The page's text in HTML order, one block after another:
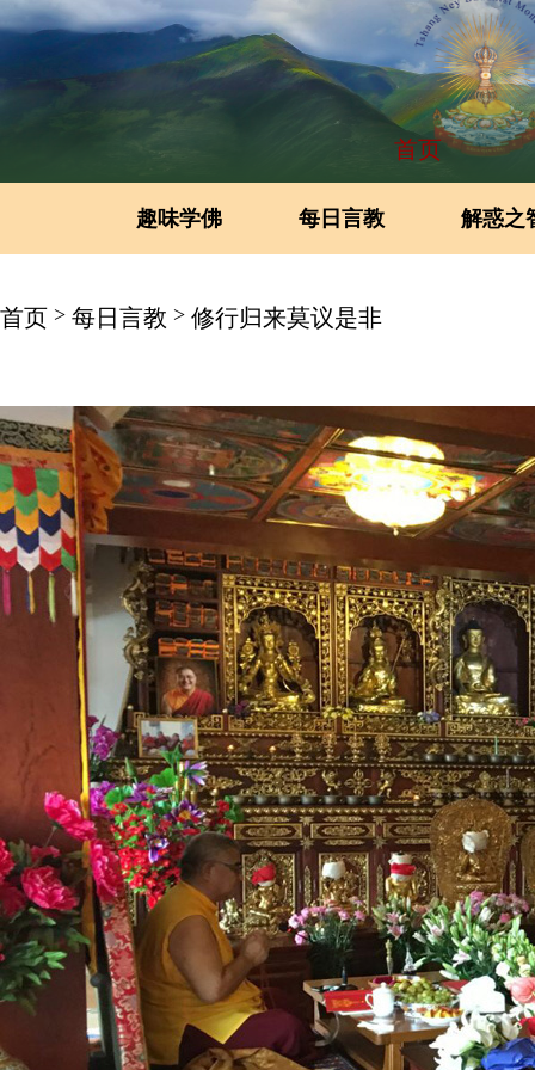
首页
趣味学佛 每日言教 解惑之
首页 > 每日言教 > 修行归来莫议是非